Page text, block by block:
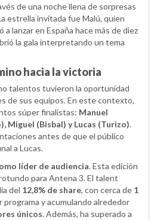
de una noche llena de sorpresas
estrella invitada fue Malú, quien
lanzar en España hace más de diez
la gala interpretando un tema
hacia la victoria
talentos tuvieron la oportunidad
de sus equipos. En este contexto,
súper finalistas: Manuel
Miguel (Bisbal) y Lucas (Turizo).
antes de que el público
a Lucas.
líder de audiencia. Esta edición
para Antena 3. El talent
del 12,8% de share, con cerca de 1
programa y acumulando alrededor
únicos. Además, ha superado a